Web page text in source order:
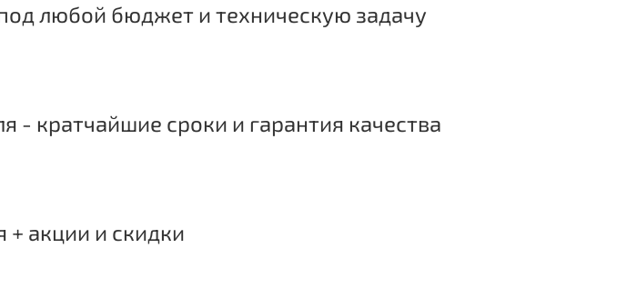
любой бюджет и техническую задачу
- кратчайшие сроки и гарантия качества
акции и скидки